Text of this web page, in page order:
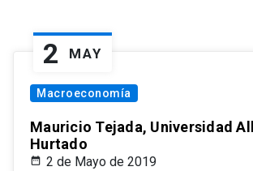
2 MAY
Macroeconomía
Mauricio Tejada, Universidad
Hurtado
2 de Mayo de 2019